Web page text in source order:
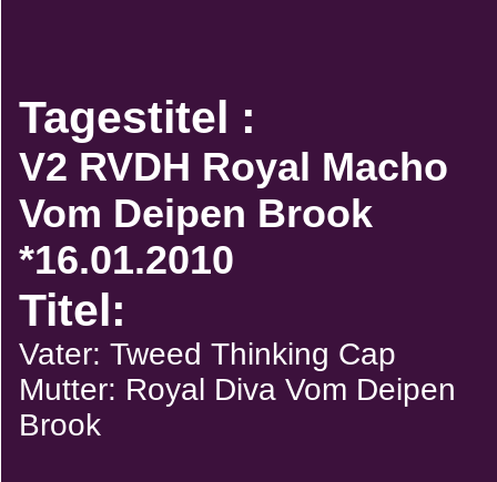
Tagestitel :
V2 RVDH Royal Macho
Vom Deipen Brook
*16.01.2010
Titel:
Vater: Tweed Thinking Cap
Mutter: Royal Diva Vom Deipen
Brook